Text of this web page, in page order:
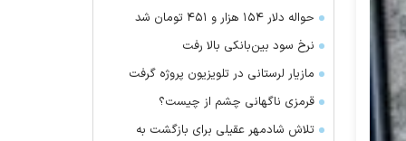
حواله دلار ۱۵۴ هزار و ۴۵۱ تومان شد
نرخ سود بین‌بانکی بالا رفت
مازیار لرستانی در تلویزیون پروژه گرفت
قرمزی ناگهانی چشم از چیست؟
تلاش شادمهر عقیلی برای بازگشت به